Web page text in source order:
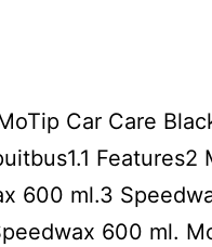
Car Care
Features2
600 ml.3
600 ml.